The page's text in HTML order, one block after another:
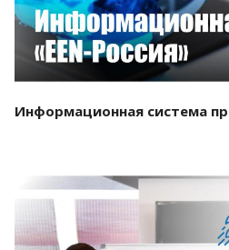
Информационная система